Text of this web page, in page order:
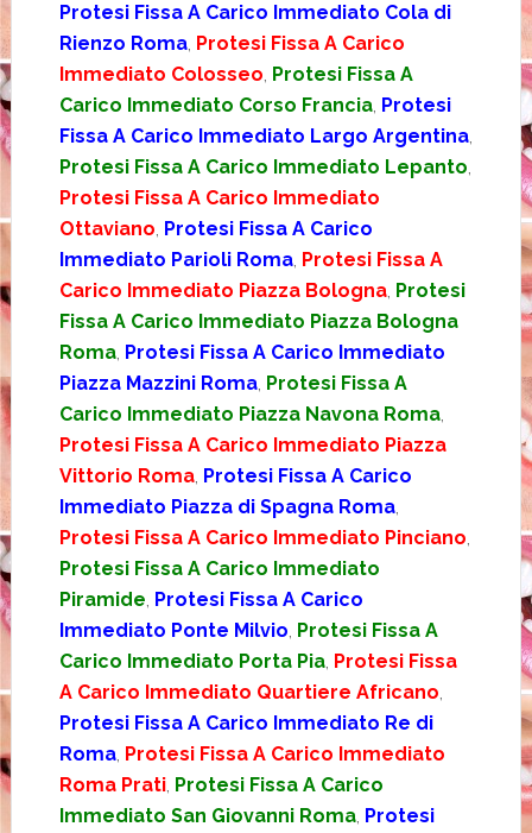
Protesi Fissa A Carico Immediato Cola di
Rienzo Roma, Protesi Fissa A Carico
Immediato Colosseo Protesi Fissa A
Carico Immediato Corso Francia, Protesi
Fissa A Carico Immediato Largo Argentina,
Protesi Fissa A Carico Immediato Lepanto
Protesi Fissa A Carico Immediato
Ottaviano Protesi Fissa A Carico
Immediato Parioli Roma, Protesi Fissa A
Carico Immediato Piazza Bologna, Protesi
Fissa A Carico Immediato Piazza Bologna
Roma, Protesi Fissa A Carico Immediato
Piazza Mazzini Roma, Protesi Fissa A
Carico Immediato Piazza Navona Roma,
Protesi Fissa A Carico Immediato Piazza
Vittorio Roma, Protesi Fissa A Carico
Immediato Piazza di Spagna Roma,
Protesi Fissa A Carico Immediato Pinciano
Protesi Fissa A Carico Immediato
Piramide Protesi Fissa A Carico
Immediato Ponte Milvio Protesi Fissa A
Carico Immediato Porta Pia, Protesi Fissa
A Carico Immediato Quartiere Africano
Protesi Fissa A Carico Immediato Re di
Roma, Protesi Fissa A Carico Immediato
Roma Prati, Protesi Fissa A Carico
Immediato San Giovanni Roma, Protesi